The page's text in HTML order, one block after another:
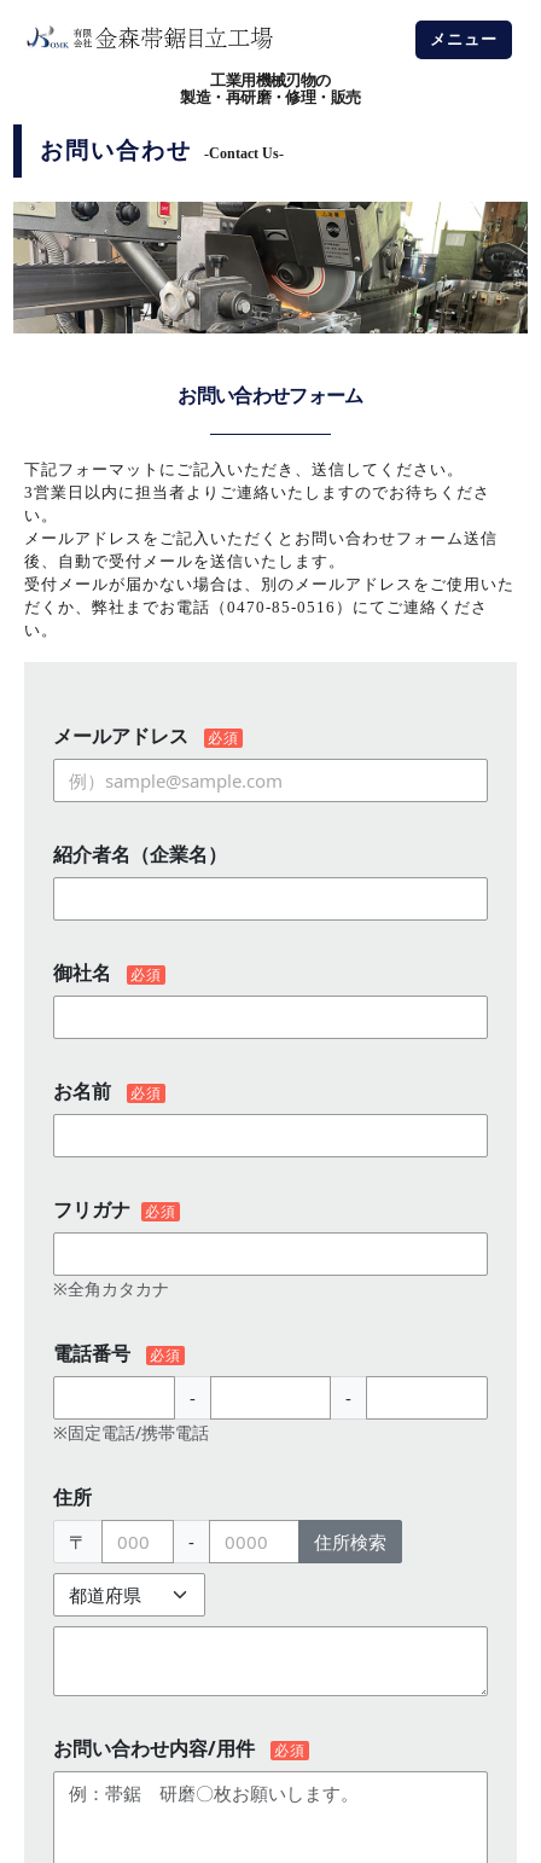
メニュー
工業用機械刃物の
製造・再研磨・修理・販売
お問い合わせ -Contact Us-
お問い合わせフォーム
下記フォーマットにご記入いただき、送信してください。
3営業日以内に担当者よりご連絡いたしますのでお待ちくださ
い。
メールアドレスをご記入いただくとお問い合わせフォーム送信
後、自動で受付メールを送信いたします。
受付メールが届かない場合は、別のメールアドレスをご使用いた
だくか、弊社までお電話（0470-85-0516）にてご連絡くださ
い。